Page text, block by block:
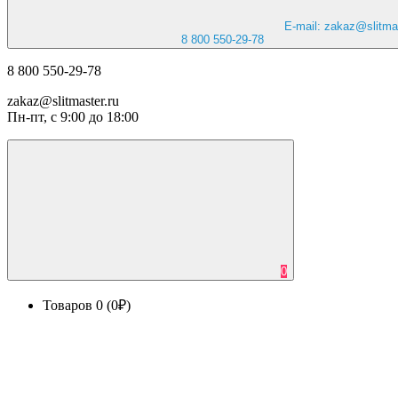
E-mail:
8 800 550-29-78
8 800 550-29-78
zakaz@slitmaster.ru
Пн-пт, с 9:00 до 18:00
0
Товаров 0 (0₽)